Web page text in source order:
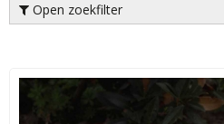
Open zoekfilter